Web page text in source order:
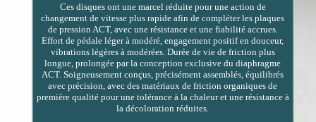
Ces disques ont une marcel réduite pour une action de
changement de vitesse plus rapide afin de compléter les plaques
de pression ACT, avec une résistance et une fiabilité accrues.
Effort de pédale léger à modéré, engagement positif en douceur,
vibrations légères à modérées. Durée de vie de friction plus
longue, prolongée par la conception exclusive du diaphragme
ACT. Soigneusement conçus, précisément assemblés, équilibrés
avec précision, avec des matériaux de friction organiques de
première qualité pour une tolérance à la chaleur et une résistance à
la décoloration réduites.